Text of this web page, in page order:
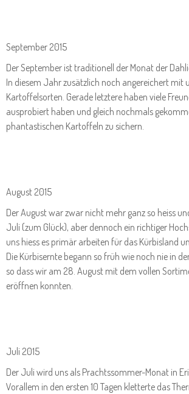
September 2015
Der September ist traditionell der Monat der
In diesem Jahr zusätzlich noch angereichert mit
Kartoffelsorten. Gerade letztere haben viele
ausprobiert haben und gleich nochmals
phantastischen Kartoffeln zu sichern.
August 2015
Der August war zwar nicht mehr ganz so heiss
Juli (zum Glück), aber dennoch ein richtiger
uns hiess es primär arbeiten für das Kürbisland
Die Kürbisernte begann so früh wie noch nie in
so dass wir am 28. August mit dem vollen
eröffnen konnten.
Juli 2015
Der Juli wird uns als Prachtssommer-Monat in
Vorallem in den ersten 10 Tagen kletterte das